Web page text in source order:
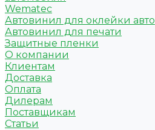
Wematec
Автовинил для оклейки авто
Автовинил для печати
Защитные пленки
О компании
Клиентам
Доставка
Оплата
Дилерам
Поставщикам
Статьи